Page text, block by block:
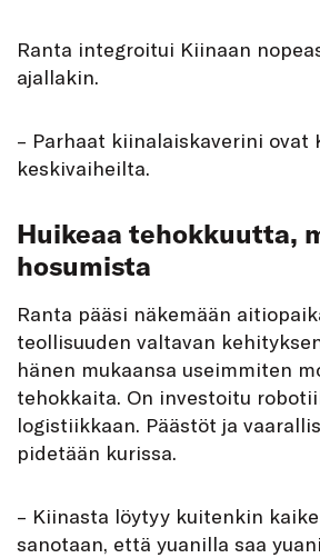
Ranta integroitui Kiinaan
ajallakin.
– Parhaat kiinalaiskaverini ovat
keskivaiheilta.
Huikeaa tehokkuutta,
hosumista
Ranta pääsi näkemään
teollisuuden valtavan
hänen mukaansa useimmiten
tehokkaita. On investoitu
logistiikkaan. Päästöt ja
pidetään kurissa.
– Kiinasta löytyy kuitenkin
sanotaan, että yuanilla saa